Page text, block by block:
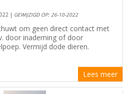
| GEWIJZIGD OP: 26-10-2022
om geen direct contact met
door inademing of door
Vermijd dode dieren.
Lees meer